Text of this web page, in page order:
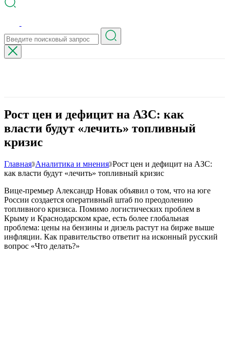
Рост цен и дефицит на АЗС: как
власти будут «лечить» топливный
кризис
Главная Аналитика и мнения Рост цен и дефицит на АЗС:
как власти будут «лечить» топливный кризис
Вице-премьер Александр Новак объявил о том, что на юге
России создается оперативный штаб по преодолению
топливного кризиса. Помимо логистических проблем в
Крыму и Краснодарском крае, есть более глобальная
проблема: цены на бензины и дизель растут на бирже выше
инфляции. Как правительство ответит на исконный русский
вопрос «Что делать?»